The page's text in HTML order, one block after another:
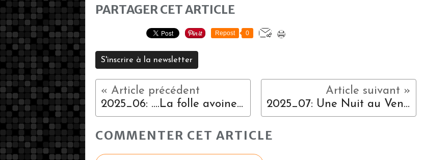
PARTAGER CET ARTICLE
Repost 0
S'inscrire à la newsletter
2025_06: ....La folle avoine... 2025_07: Une Nuit au Ventoux
COMMENTER CET ARTICLE